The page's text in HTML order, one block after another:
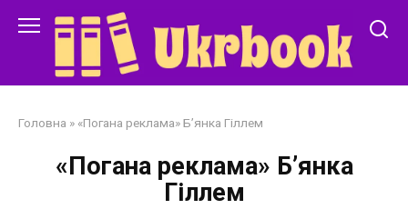
Головна » «Погана реклама» Б’янка Гіллем
«Погана реклама» Б’янка
Гіллем